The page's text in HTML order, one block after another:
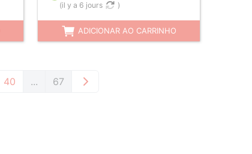
(il y a 6 jours )
ADICIONAR AO CARRINHO
40 ... 67